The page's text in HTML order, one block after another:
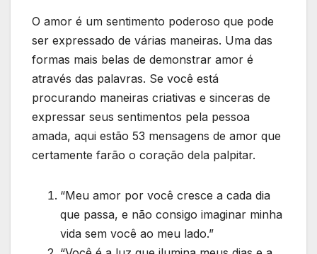
O amor é um sentimento poderoso que pode
ser expressado de várias maneiras. Uma das
formas mais belas de demonstrar amor é
através das palavras. Se você está
procurando maneiras criativas e sinceras de
expressar seus sentimentos pela pessoa
amada, aqui estão 53 mensagens de amor que
certamente farão o coração dela palpitar.
“Meu amor por você cresce a cada dia
que passa, e não consigo imaginar minha
vida sem você ao meu lado.”